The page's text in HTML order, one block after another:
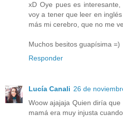
xD Oye pues es
voy a tener que leer en
más mi cerebro, que no me
Muchos besitos guapísima =)
Responder
Lucía Canali 26 de
Woow ajajaja Quien diría
mamá era muy injusta